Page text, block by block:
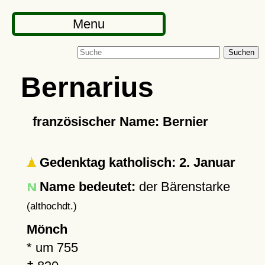
Menu
Suchen
Bernarius
französischer Name: Bernier
Gedenktag katholisch: 2. Januar
Name bedeutet: der Bärenstarke
(althochdt.)
Mönch
* um 755